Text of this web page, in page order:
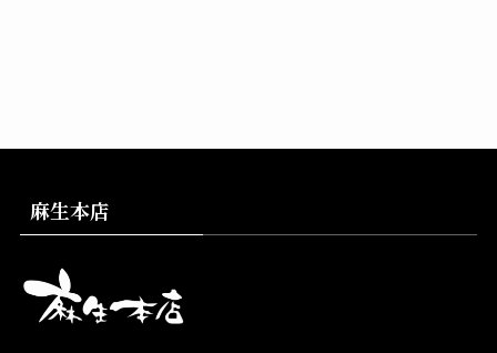
麻生本店